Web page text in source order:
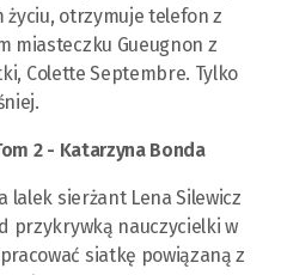
życiu, otrzymuje telefon z
miasteczku Gueugnon z
Colette Septembre. Tylko
2 - Katarzyna Bonda
lalek sierżant Lena Silewicz
przykrywką nauczycielki w
siatkę powiązaną z